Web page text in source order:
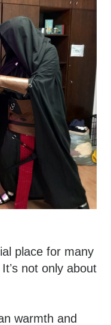
place for many
not only about
warmth and